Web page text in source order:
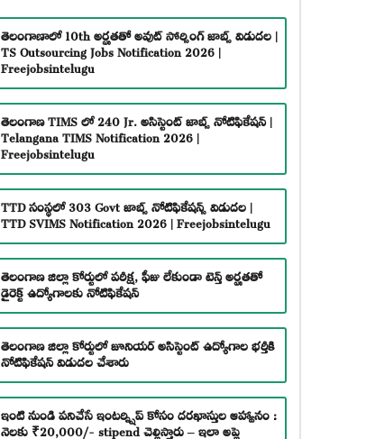
తెలంగాణాలో 10th అర్హతతో అవుట్ సోర్సింగ్ జాబ్స్ విడుదల |
TS Outsourcing Jobs Notification 2026 |
Freejobsintelugu
తెలంగాణ TIMS లో 240 Jr. అసిస్టెంట్ జాబ్స్ నోటిఫికేషన్ |
Telangana TIMS Notification 2026 |
Freejobsintelugu
TTD సంస్థలో 303 Govt జాబ్స్ నోటిఫికేషన్స్ విడుదల |
TTD SVIMS Notification 2026 | Freejobsintelugu
తెలంగాణ జిల్లా కోర్టులో పరీక్ష, ఫీజు లేకుండా టెన్త్ అర్హతతో
డైరెక్ట్ ఉద్యోగాలకు నోటిఫికేషన్
తెలంగాణ జిల్లా కోర్టులో జూనియర్ అసిస్టెంట్ ఉద్యోగాల భర్తీకి
నోటిఫికేషన్ విడుదల చేశారు
ఇంటి నుండి పనిచేసే ఇంటర్న్షిప్ కోసం దరఖాస్తుల ఆహ్వానం :
నెలకు ₹20,000/- stipend చెల్లిస్తారు – ఇలా అప్లై